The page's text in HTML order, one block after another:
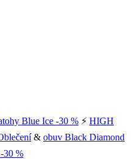
Blue Ice -30 % ⚡ HIGH
& obuv Black Diamond
30 %